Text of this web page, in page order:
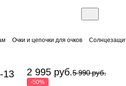
Очки и цепочки для очков
13
2 995 руб.5 990 руб.
-50%